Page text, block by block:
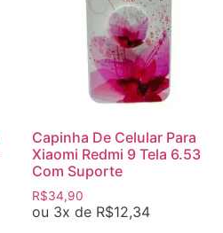
Capinha De Celular Para
Xiaomi Redmi 9 Tela 6.53
Com Suporte
R$34,90
ou 3x de R$12,34